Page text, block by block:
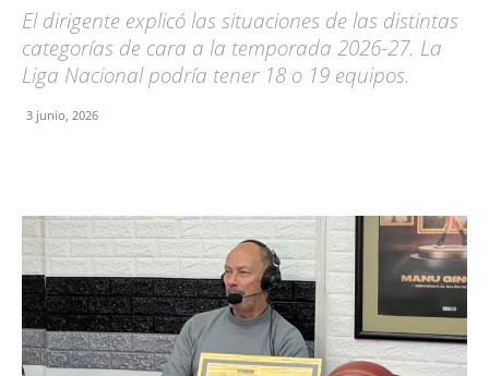
El dirigente explicó las situaciones de las distintas
categorías de cara a la temporada 2026-27. La
Liga Nacional podría tener 18 o 19 equipos.
3 junio, 2026